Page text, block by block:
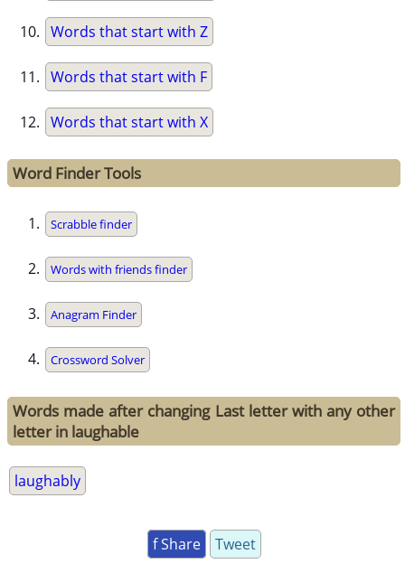
Words that start with Z
Words that start with F
Words that start with X
Word Finder Tools
Scrabble finder
Words with friends finder
Anagram Finder
Crossword Solver
Words made after changing Last letter with any other
letter in laughable
laughably
f Share Tweet